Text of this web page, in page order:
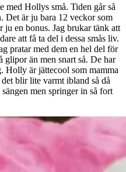
med Hollys små. Tiden går så
Det är ju bara 12 veckor som
ju en bonus. Jag brukar tänk att
att få ta del i dessa smås liv.
pratar med dem en hel del för
glipor än men snart så. De har
Holly är jättecool som mamma
blir lite varmt ibland så då
men springer in så fort